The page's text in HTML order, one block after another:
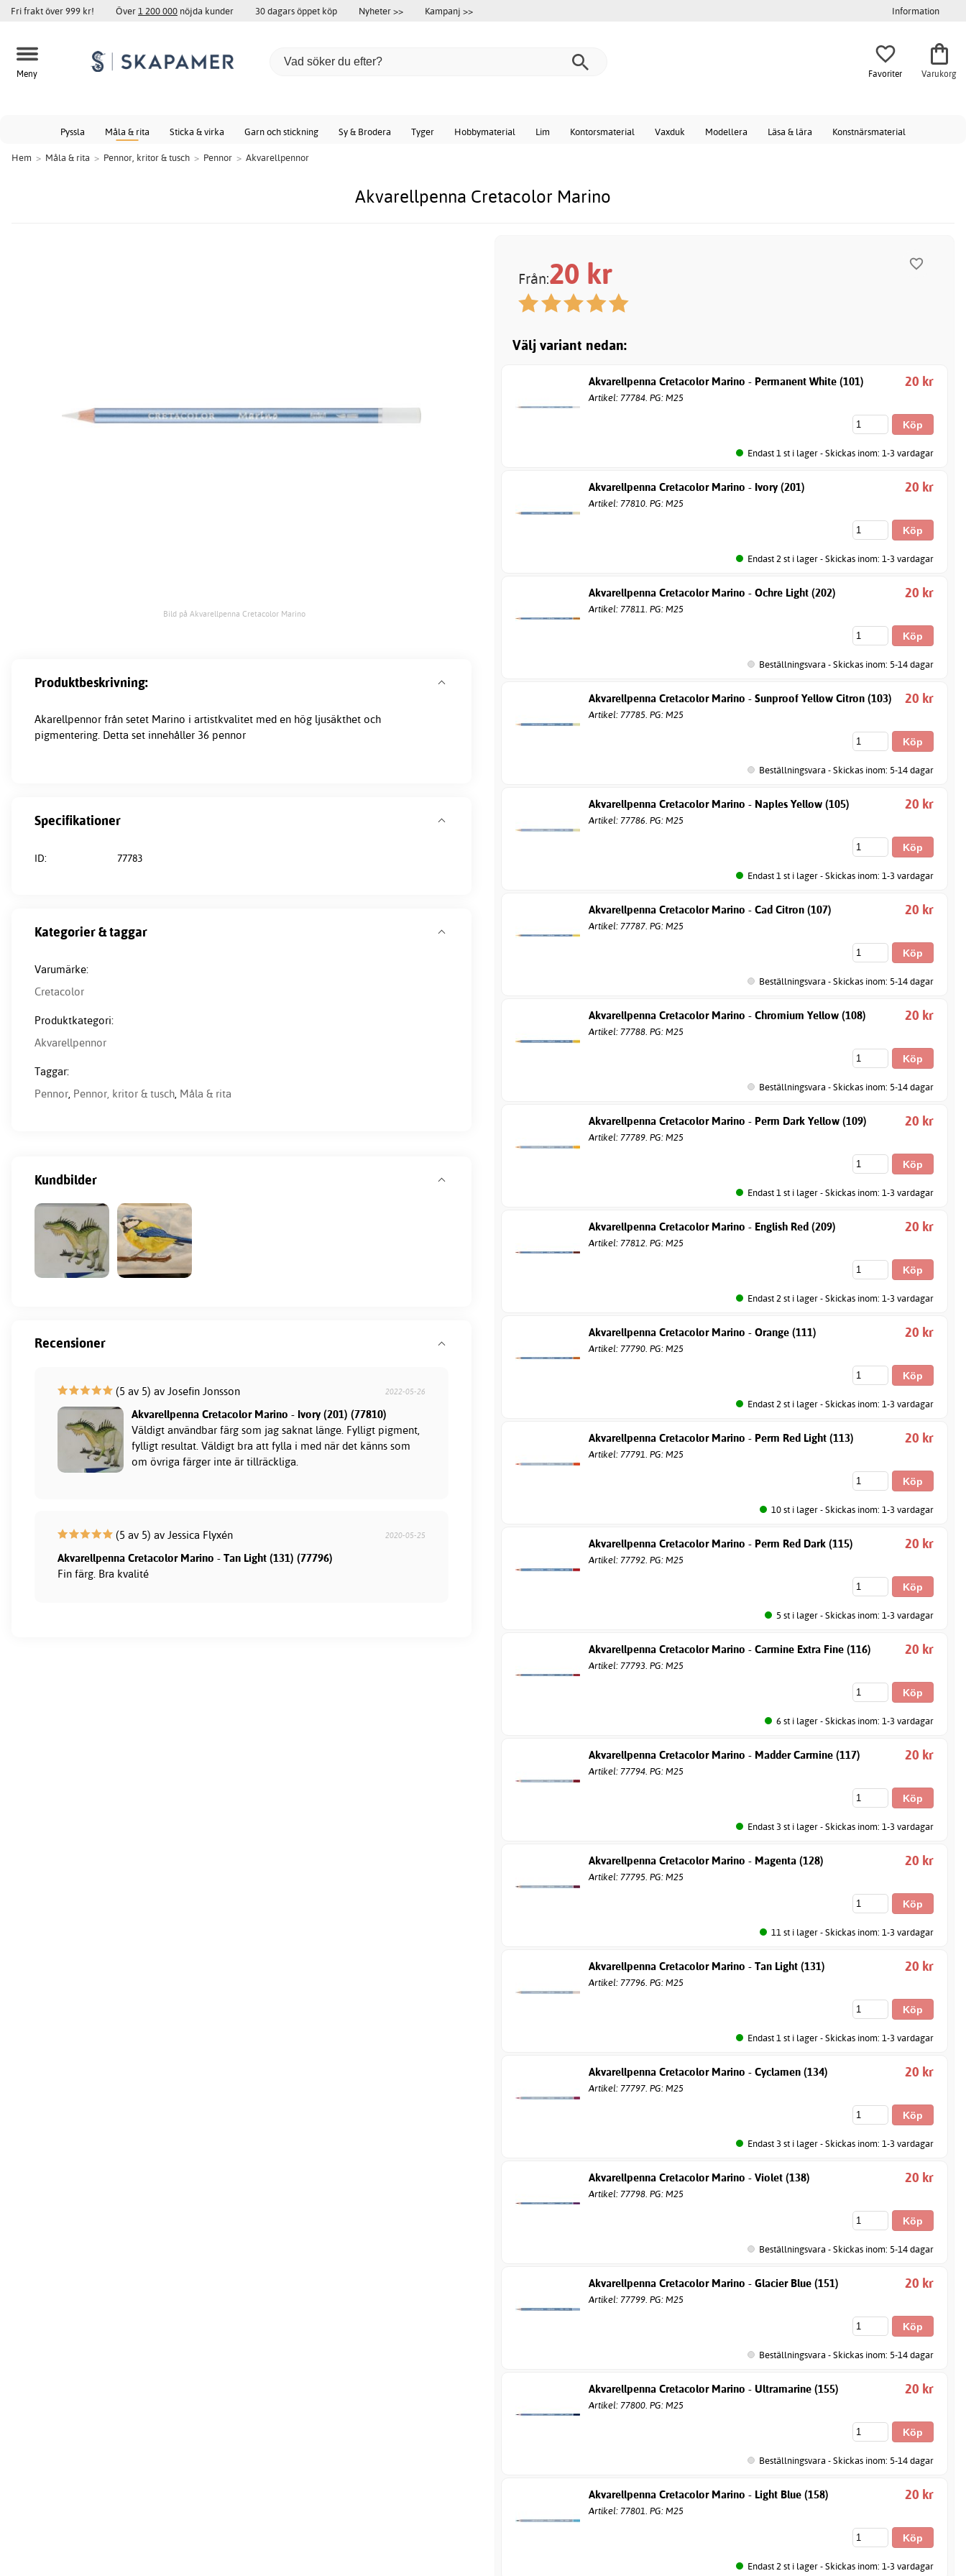
Fri frakt över 999 kr! Över1 200 000 nöjda kunder 30 dagars öppet köp Nyheter >> Kampanj >> Information
Meny Favoriter Varukorg
Pyssla Måla & rita Sticka & virka Garn och stickning Sy & Brodera Tyger Hobbymaterial Lim Kontorsmaterial Vaxduk Modellera Läsa & lära Konstnärsmaterial
Hem > Måla & rita > Pennor, kritor & tusch > Pennor > Akvarellpennor
Akvarellpenna Cretacolor Marino
Bild på Akvarellpenna Cretacolor Marino
Från:20 kr
Välj variant nedan:
Akvarellpenna Cretacolor Marino - Permanent White (101)
Artikel: 77784. PG: M25
20 kr
Endast 1 st i lager - Skickas inom: 1-3 vardagar
Akvarellpenna Cretacolor Marino - Ivory (201)
Artikel: 77810. PG: M25
20 kr
Endast 2 st i lager - Skickas inom: 1-3 vardagar
Akvarellpenna Cretacolor Marino - Ochre Light (202)
Artikel: 77811. PG: M25
20 kr
Beställningsvara - Skickas inom: 5-14 dagar
Akvarellpenna Cretacolor Marino - Sunproof Yellow Citron (103)
Artikel: 77785. PG: M25
20 kr
Beställningsvara - Skickas inom: 5-14 dagar
Akvarellpenna Cretacolor Marino - Naples Yellow (105)
Artikel: 77786. PG: M25
20 kr
Endast 1 st i lager - Skickas inom: 1-3 vardagar
Akvarellpenna Cretacolor Marino - Cad Citron (107)
Artikel: 77787. PG: M25
20 kr
Beställningsvara - Skickas inom: 5-14 dagar
Akvarellpenna Cretacolor Marino - Chromium Yellow (108)
Artikel: 77788. PG: M25
20 kr
Beställningsvara - Skickas inom: 5-14 dagar
Akvarellpenna Cretacolor Marino - Perm Dark Yellow (109)
Artikel: 77789. PG: M25
20 kr
Endast 1 st i lager - Skickas inom: 1-3 vardagar
Akvarellpenna Cretacolor Marino - English Red (209)
Artikel: 77812. PG: M25
20 kr
Endast 2 st i lager - Skickas inom: 1-3 vardagar
Akvarellpenna Cretacolor Marino - Orange (111)
Artikel: 77790. PG: M25
20 kr
Endast 2 st i lager - Skickas inom: 1-3 vardagar
Akvarellpenna Cretacolor Marino - Perm Red Light (113)
Artikel: 77791. PG: M25
20 kr
10 st i lager - Skickas inom: 1-3 vardagar
Akvarellpenna Cretacolor Marino - Perm Red Dark (115)
Artikel: 77792. PG: M25
20 kr
5 st i lager - Skickas inom: 1-3 vardagar
Akvarellpenna Cretacolor Marino - Carmine Extra Fine (116)
Artikel: 77793. PG: M25
20 kr
6 st i lager - Skickas inom: 1-3 vardagar
Akvarellpenna Cretacolor Marino - Madder Carmine (117)
Artikel: 77794. PG: M25
20 kr
Endast 3 st i lager - Skickas inom: 1-3 vardagar
Akvarellpenna Cretacolor Marino - Magenta (128)
Artikel: 77795. PG: M25
20 kr
11 st i lager - Skickas inom: 1-3 vardagar
Akvarellpenna Cretacolor Marino - Tan Light (131)
Artikel: 77796. PG: M25
20 kr
Endast 1 st i lager - Skickas inom: 1-3 vardagar
Akvarellpenna Cretacolor Marino - Cyclamen (134)
Artikel: 77797. PG: M25
20 kr
Endast 3 st i lager - Skickas inom: 1-3 vardagar
Akvarellpenna Cretacolor Marino - Violet (138)
Artikel: 77798. PG: M25
20 kr
Beställningsvara - Skickas inom: 5-14 dagar
Akvarellpenna Cretacolor Marino - Glacier Blue (151)
Artikel: 77799. PG: M25
20 kr
Beställningsvara - Skickas inom: 5-14 dagar
Akvarellpenna Cretacolor Marino - Ultramarine (155)
Artikel: 77800. PG: M25
20 kr
Beställningsvara - Skickas inom: 5-14 dagar
Akvarellpenna Cretacolor Marino - Light Blue (158)
Artikel: 77801. PG: M25
20 kr
Endast 2 st i lager - Skickas inom: 1-3 vardagar
Produktbeskrivning:
Akarellpennor från setet Marino i artistkvalitet med en hög ljusäkthet och
pigmentering. Detta set innehåller 36 pennor
Specifikationer
ID: 77783
Kategorier & taggar
Varumärke:
Cretacolor
Produktkategori:
Akvarellpennor
Taggar:
Pennor, Pennor, kritor & tusch, Måla & rita
Kundbilder
Recensioner
(5 av 5) av Josefin Jonsson 2022-05-26
Akvarellpenna Cretacolor Marino - Ivory (201) (77810)
Väldigt användbar färg som jag saknat länge. Fylligt pigment,
fylligt resultat. Väldigt bra att fylla i med när det känns som
om övriga färger inte är tillräckliga.
(5 av 5) av Jessica Flyxén 2020-05-25
Akvarellpenna Cretacolor Marino - Tan Light (131) (77796)
Fin färg. Bra kvalité